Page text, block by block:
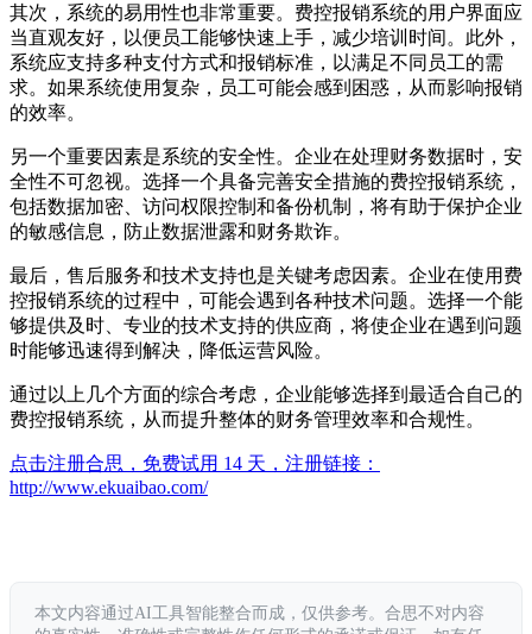
其次，系统的易用性也非常重要。费控报销系统的用户界面应
当直观友好，以便员工能够快速上手，减少培训时间。此外，
系统应支持多种支付方式和报销标准，以满足不同员工的需
求。如果系统使用复杂，员工可能会感到困惑，从而影响报销
的效率。
另一个重要因素是系统的安全性。企业在处理财务数据时，安
全性不可忽视。选择一个具备完善安全措施的费控报销系统，
包括数据加密、访问权限控制和备份机制，将有助于保护企业
的敏感信息，防止数据泄露和财务欺诈。
最后，售后服务和技术支持也是关键考虑因素。企业在使用费
控报销系统的过程中，可能会遇到各种技术问题。选择一个能
够提供及时、专业的技术支持的供应商，将使企业在遇到问题
时能够迅速得到解决，降低运营风险。
通过以上几个方面的综合考虑，企业能够选择到最适合自己的
费控报销系统，从而提升整体的财务管理效率和合规性。
点击注册合思，免费试用 14 天，注册链接：
http://www.ekuaibao.com/
本文内容通过AI工具智能整合而成，仅供参考。合思不对内容